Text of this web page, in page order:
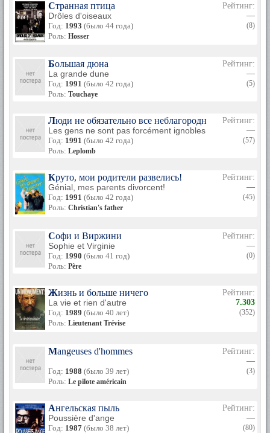
Странная птица
Drôles d'oiseaux
Год: 1993 (было 44 года)
Роль: Hosser
Рейтинг:
—
(8)
Большая дюна
La grande dune
Год: 1991 (было 42 года)
Роль: Touchaye
Рейтинг:
—
(5)
Люди не обязательно все неблагородные
Les gens ne sont pas forcément ignobles
Год: 1991 (было 42 года)
Роль: Leplomb
Рейтинг:
—
(57)
Круто, мои родители развелись!
Génial, mes parents divorcent!
Год: 1991 (было 42 года)
Роль: Christian's father
Рейтинг:
—
(45)
Софи и Виржини
Sophie et Virginie
Год: 1990 (было 41 год)
Роль: Père
Рейтинг:
—
(0)
Жизнь и больше ничего
La vie et rien d'autre
Год: 1989 (было 40 лет)
Роль: Lieutenant Trévise
Рейтинг:
7.303
(352)
Mangeuses d'hommes
Год: 1988 (было 39 лет)
Роль: Le pilote américain
Рейтинг:
—
(3)
Ангельская пыль
Poussière d'ange
Год: 1987 (было 38 лет)
Рейтинг:
—
(80)